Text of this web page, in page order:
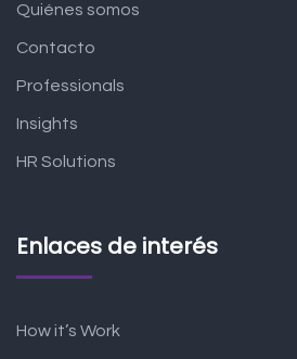
Quiénes somos
Contacto
Professionals
Insights
HR Solutions
Enlaces de interés
How it’s Work